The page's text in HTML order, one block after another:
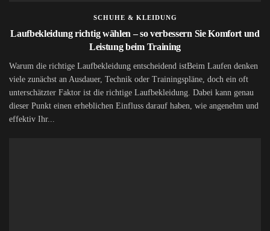
SCHUHE & KLEIDUNG
Laufbekleidung richtig wählen – so verbessern Sie Komfort und
Leistung beim Training
Warum die richtige Laufbekleidung entscheidend istBeim Laufen denken
viele zunächst an Ausdauer, Technik oder Trainingspläne, doch ein oft
unterschätzter Faktor ist die richtige Laufbekleidung. Dabei kann genau
dieser Punkt einen erheblichen Einfluss darauf haben, wie angenehm und
effektiv Ihr...